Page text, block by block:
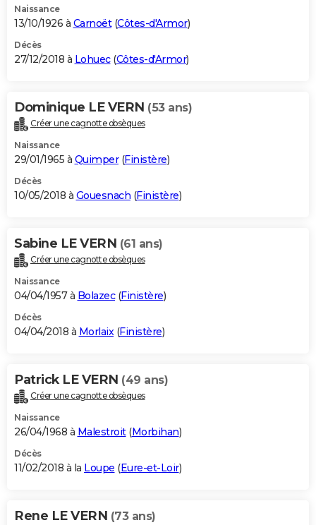
Naissance
13/10/1926 à Carnoët(Côtes-d'Armor)
Décès
27/12/2018 à Lohuec(Côtes-d'Armor)
Dominique LE VERN (53 ans)
Créer une cagnotte obsèques
Naissance
29/01/1965 à Quimper(Finistère)
Décès
10/05/2018 à Gouesnach (Finistère)
Sabine LE VERN (61 ans)
Créer une cagnotte obsèques
Naissance
04/04/1957 à Bolazec(Finistère)
Décès
04/04/2018 à Morlaix(Finistère)
Patrick LE VERN (49 ans)
Créer une cagnotte obsèques
Naissance
26/04/1968 à Malestroit(Morbihan)
Décès
11/02/2018 à la Loupe (Eure-et-Loir)
Rene LE VERN (73 ans)